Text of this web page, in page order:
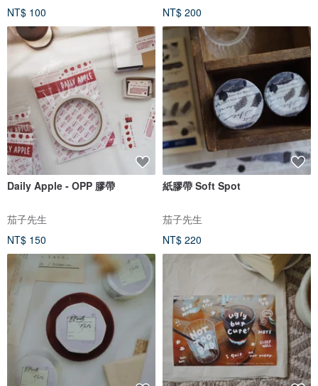
NT$ 100
NT$ 200
Daily Apple - OPP 膠帶
茄子先生
NT$ 150
紙膠帶 Soft Spot
茄子先生
NT$ 220